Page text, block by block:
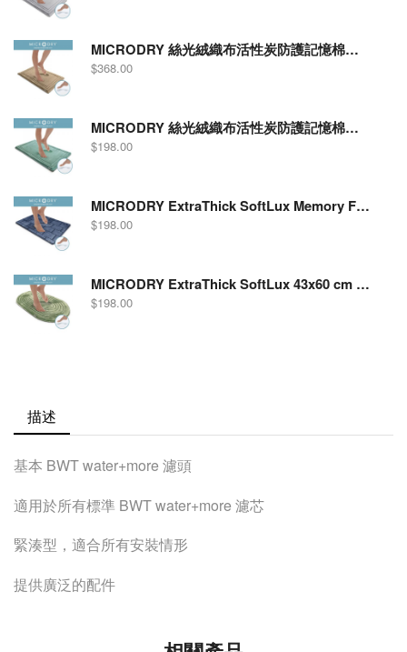
MICRODRY 絲光絨織布活性炭防護記憶棉吸水防滑浴室地墊 - 框紋型 (21" X 34") 亞麻色 12265
$368.00
MICRODRY 絲光絨織布活性炭防護記憶棉吸水防滑浴室地墊(17"X24") 湖水藍色- 框紋型 12264
$198.00
MICRODRY ExtraThick SoftLux Memory Foam Bath Mat with GripTex, Subway 13619 Medium Blue
$198.00
MICRODRY ExtraThick SoftLux 43x60 cm 絲光絨織布加厚記憶棉吸水防滑浴室地墊，橢圓形 浅綠
$198.00
描述
基本 BWT water+more 濾頭
適用於所有標準 BWT water+more 濾芯
緊湊型，適合所有安裝情形
提供廣泛的配件